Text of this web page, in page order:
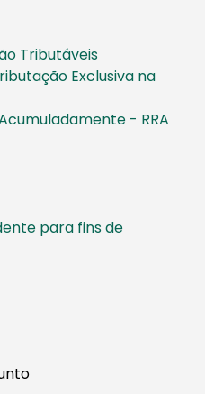
Tributáveis
Exclusiva na
- RRA
para fins de